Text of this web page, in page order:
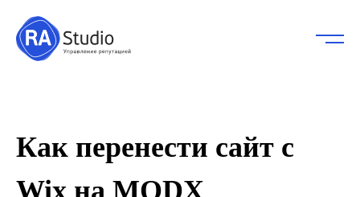
Как перенести сайт с
Wix на MODX